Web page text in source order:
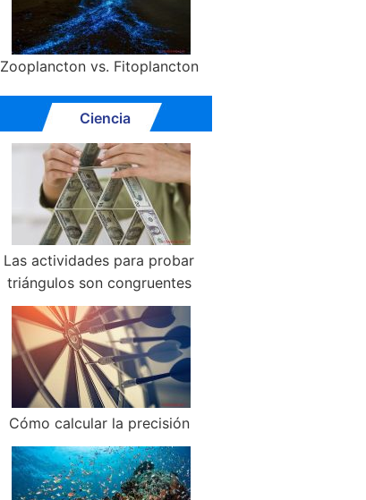
Zooplancton vs. Fitoplancton
Ciencia
Las actividades para probar
triángulos son congruentes
Cómo calcular la precisión